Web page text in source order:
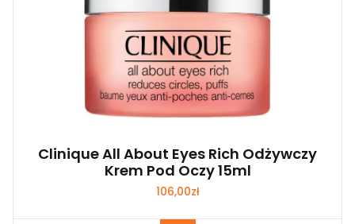
Clinique All About Eyes Rich Odżywczy
Krem Pod Oczy 15ml
106,00zł